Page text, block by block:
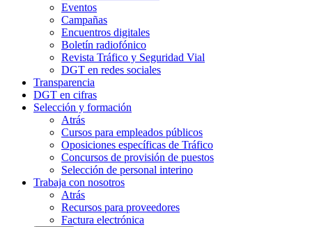
Eventos
Campañas
Encuentros digitales
Boletín radiofónico
Revista Tráfico y Seguridad Vial
DGT en redes sociales
Transparencia
DGT en cifras
Selección y formación
Atrás
Cursos para empleados públicos
Oposiciones específicas de Tráfico
Concursos de provisión de puestos
Selección de personal interino
Trabaja con nosotros
Atrás
Recursos para proveedores
Factura electrónica